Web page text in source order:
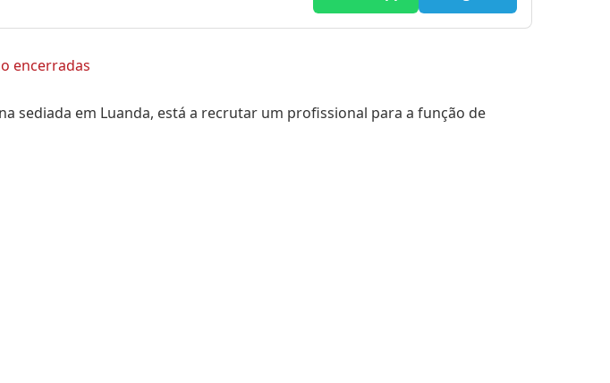
encerradas
sediada em Luanda, está a recrutar um profissional para a função de